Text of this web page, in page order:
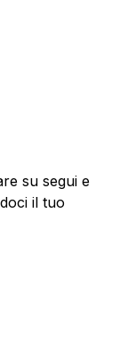
su segui e
il tuo